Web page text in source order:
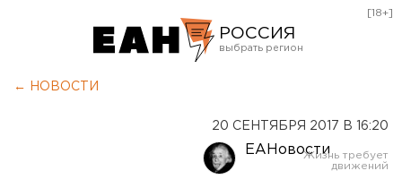
РОССИЯ
Оренбург
[18+]
← НОВОСТИ
20 СЕНТЯБРЯ 2017 В 16:20
ЕАНовости